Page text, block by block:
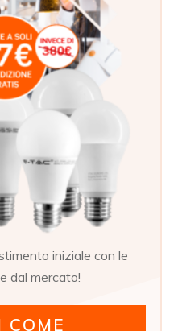
iniziale con le
dal mercato!
COME